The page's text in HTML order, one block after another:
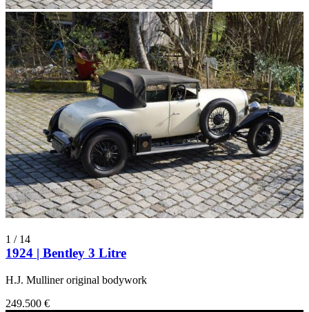
1 / 14
1924 | Bentley 3 Litre
H.J. Mulliner original bodywork
249.500 €